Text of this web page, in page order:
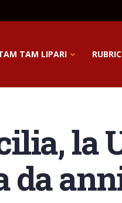
TAM LIPARI
la
da